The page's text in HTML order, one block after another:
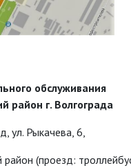
обслуживания
район г. Волгограда
ул. Рыкачева, 6,
район (проезд: